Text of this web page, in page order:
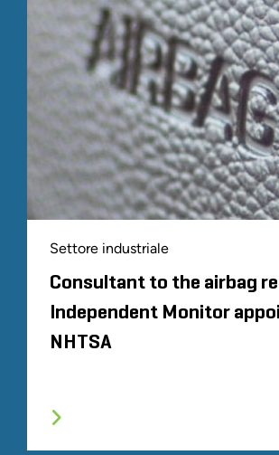
Settore industriale
Consultant to the airbag
Independent Monitor
NHTSA